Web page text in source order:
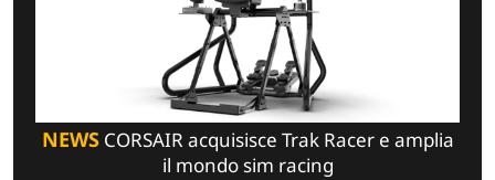
NEWSCORSAIR acquisisce Trak Racer e amplia
il mondo sim racing